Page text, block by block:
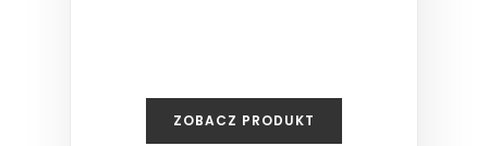
ZOBACZ PRODUKT